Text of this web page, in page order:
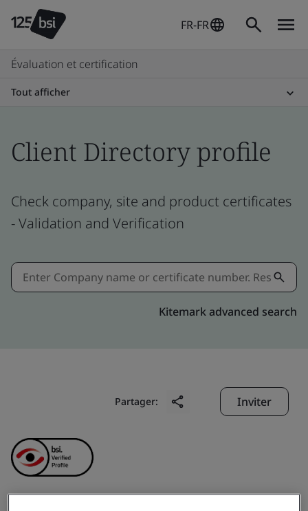
FR-FR
Évaluation et certification
Tout afficher
Client Directory profile
Check company, site and product certificates
- Validation and Verification
Kitemark advanced search
Partager: Inviter